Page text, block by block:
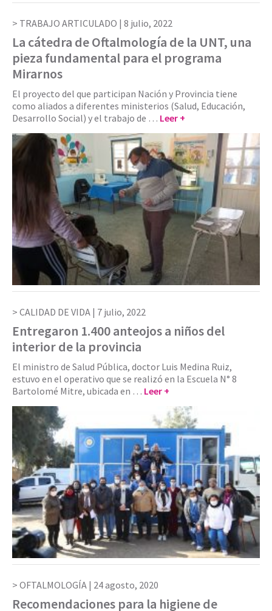
TRABAJO ARTICULADO | 8 julio, 2022
La cátedra de Oftalmología de la UNT, una
pieza fundamental para el programa
Mirarnos
El proyecto del que participan Nación y Provincia tiene
como aliados a diferentes ministerios (Salud, Educación,
Desarrollo Social) y el trabajo de … Leer +
CALIDAD DE VIDA | 7 julio, 2022
Entregaron 1.400 anteojos a niños del
interior de la provincia
El ministro de Salud Pública, doctor Luis Medina Ruiz,
estuvo en el operativo que se realizó en la Escuela N° 8
Bartolomé Mitre, ubicada en … Leer +
OFTALMOLOGÍA | 24 agosto, 2020
Recomendaciones para la higiene de